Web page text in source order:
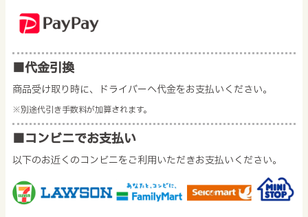
■代金引換
商品受け取り時に、ドライバーへ代金をお支払いください。
※別途代引き手数料が加算されます。
■コンビニでお支払い
以下のお近くのコンビニをご利用いただきお支払いください。